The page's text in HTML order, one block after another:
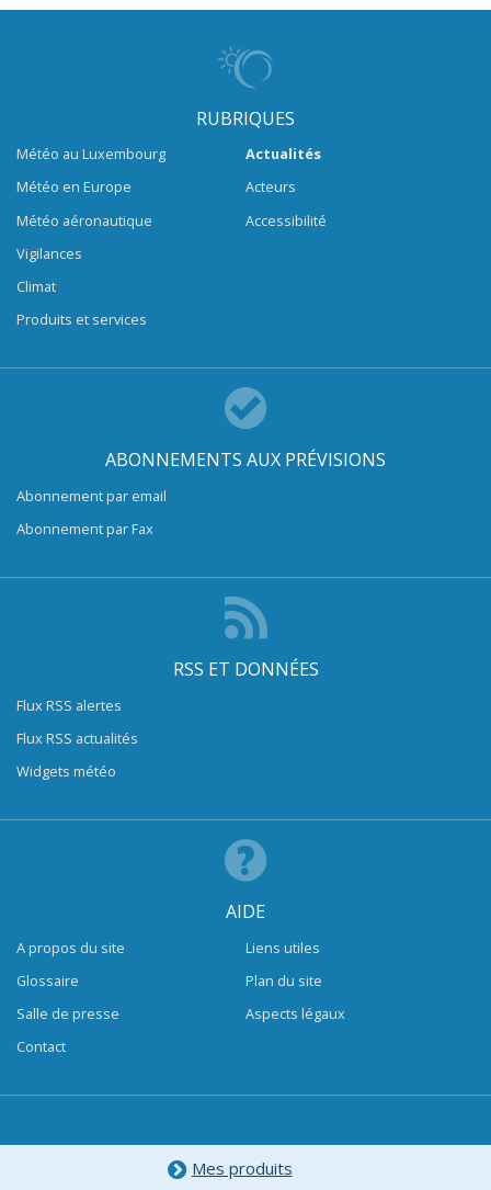
RUBRIQUES
Météo au Luxembourg
Météo en Europe
Météo aéronautique
Vigilances
Climat
Produits et services
Actualités
Acteurs
Accessibilité
ABONNEMENTS AUX PRÉVISIONS
Abonnement par email
Abonnement par Fax
RSS ET DONNÉES
Flux RSS alertes
Flux RSS actualités
Widgets météo
AIDE
A propos du site
Glossaire
Salle de presse
Contact
Liens utiles
Plan du site
Aspects légaux
Mes produits